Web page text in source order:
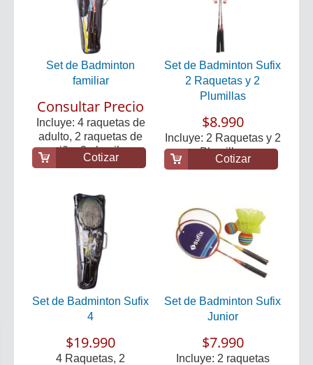
Set de Badminton
familiar
Consultar Precio
Incluye: 4 raquetas de
adulto, 2 raquetas de
niño, 2 plumil...
Cotizar
Set de Badminton Sufix
2 Raquetas y 2
Plumillas
$8.990
Incluye: 2 Raquetas y 2
Plumillas
Cotizar
Set de Badminton Sufix
4
$19.990
4 Raquetas, 2
Set de Badminton Sufix
Junior
$7.990
Incluye: 2 raquetas